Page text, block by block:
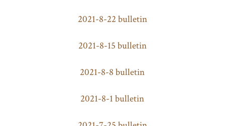
2021-8-22 bulletin
2021-8-15 bulletin
2021-8-8 bulletin
2021-8-1 bulletin